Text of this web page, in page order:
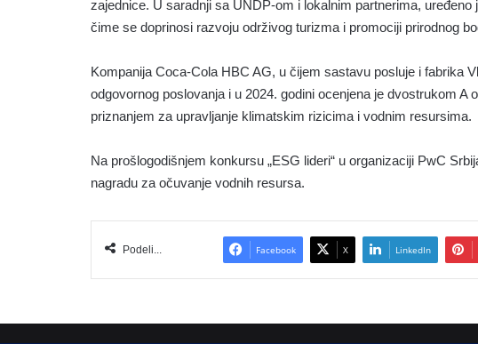
zajednice. U saradnji sa UNDP-om i lokalnim partnerima,
čime se doprinosi razvoju održivog turizma i promociji prirodnog
Kompanija Coca-Cola HBC AG, u čijem sastavu posluje i fabrika
odgovornog poslovanja i u 2024. godini ocenjena je dvostrukom A
priznanjem za upravljanje klimatskim rizicima i vodnim resursima.
Na prošlogodišnjem konkursu „ESG lideri“ u organizaciji PwC
nagradu za očuvanje vodnih resursa.
Podeli... Facebook X LinkedIn